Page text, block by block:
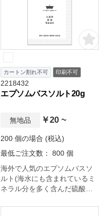
カートン割れ不可 印刷不可
2218432
エプソムバスソルト20g
無地品 ￥20 ~
200 個の場合 (税込)
最低ご注文数： 800 個
海外で人気のエプソムバスソ
ルト(海水にも含まれているミ
ネラル分を多く含んだ硫酸塩
晶した物)を主成分とした入浴